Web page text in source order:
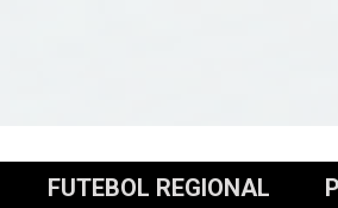
FUTEBOL REGIONAL